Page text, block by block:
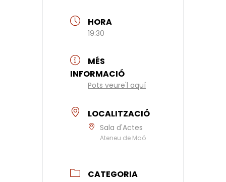
HORA
19:30
MÉS
INFORMACIÓ
Pots veure'l aquí
LOCALITZACIÓ
Sala d'Actes
Ateneu de Maó
CATEGORIA